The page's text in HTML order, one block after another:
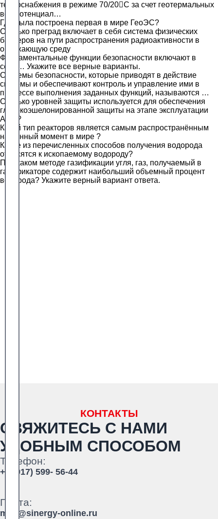
теплоснабжения в режиме 70/20С за счет геотермальных
вод потенциал…
Где была построена первая в мире ГеоЭС?
Сколько преград включает в себя система физических
барьеров на пути распространения радиоактивности в
окружающую среду
Фундаментальные функции безопасности включают в
себя… Укажите все верные варианты.
Системы безопасности, которые приводят в действие
системы и обеспечивают контроль и управление ими в
процессе выполнения заданных функций, называются …
Сколько уровней защиты используется для обеспечения
глубокоэшелонированной защиты на этапе эксплуатации
АЭС?
Какой тип реакторов является самым распространённым
на данный момент в мире ?
Какие из перечисленных способов получения водорода
относятся к ископаемому водороду?
При каком методе газификации угля, газ, получаемый в
газификаторе содержит наибольший объемный процент
водорода? Укажите верный вариант ответа.
КОНТАКТЫ
СВЯЖИТЕСЬ С НАМИ
УДОБНЫМ СПОСОБОМ
Телефон:
+7 (917) 599- 56-44
Почта:
mail@sinergy-online.ru